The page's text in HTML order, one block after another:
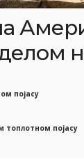
појасу
топлотном појасу